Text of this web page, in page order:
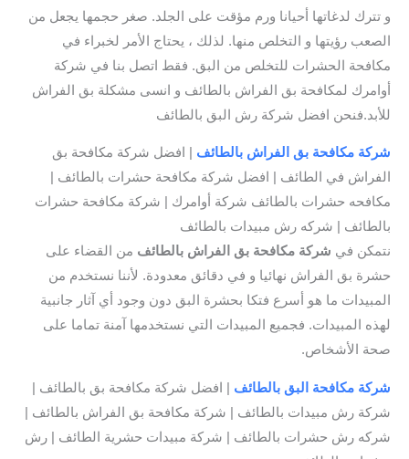
و تترك لدغاتها أحيانا ورم مؤقت على الجلد. صغر حجمها يجعل من
الصعب رؤيتها و التخلص منها. لذلك ، يحتاج الأمر لخبراء في
مكافحة الحشرات للتخلص من البق. فقط اتصل بنا في شركة
أوامرك لمكافحة بق الفراش بالطائف و انسى مشكلة بق الفراش
للأبد.فنحن افضل شركة رش البق بالطائف
شركة مكافحة بق الفراش بالطائف | افضل شركة مكافحة بق
الفراش في الطائف | افضل شركة مكافحة حشرات بالطائف |
مكافحه حشرات بالطائف شركة أوامرك | شركة مكافحة حشرات
بالطائف | شركه رش مبيدات بالطائف
نتمكن في شركة مكافحة بق الفراش بالطائف من القضاء على
حشرة بق الفراش نهائيا و في دقائق معدودة. لأننا نستخدم من
المبيدات ما هو أسرع فتكا بحشرة البق دون وجود أي آثار جانبية
لهذه المبيدات. فجميع المبيدات التي نستخدمها آمنة تماما على
صحة الأشخاص.
شركة مكافحة البق بالطائف | افضل شركة مكافحة بق بالطائف |
شركة رش مبيدات بالطائف | شركة مكافحة بق الفراش بالطائف |
شركه رش حشرات بالطائف | شركة مبيدات حشرية الطائف | رش